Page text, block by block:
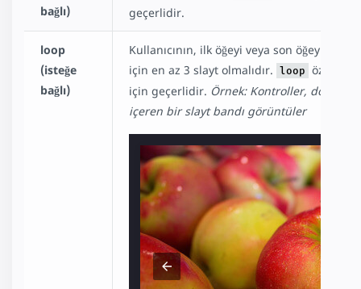
bağlı)
geçerlidir.
loop
(isteğe
bağlı)
Kullanıcının, ilk öğeyi veya son öğeyi
için en az 3 slayt olmalıdır. loop özelliği
için geçerlidir. Örnek: Kontroller, döngü
içeren bir slayt bandı görüntüler